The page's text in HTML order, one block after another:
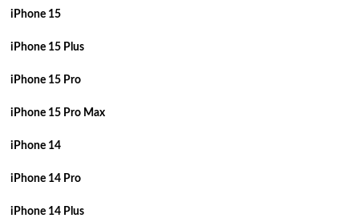
iPhone 15
iPhone 15 Plus
iPhone 15 Pro
iPhone 15 Pro Max
iPhone 14
iPhone 14 Pro
iPhone 14 Plus